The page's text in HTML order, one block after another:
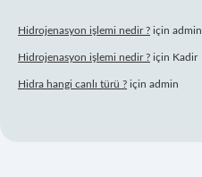
Hidrojenasyon işlemi nedir ? için admin
Hidrojenasyon işlemi nedir ? için Kadir
Hidra hangi canlı türü ? için admin